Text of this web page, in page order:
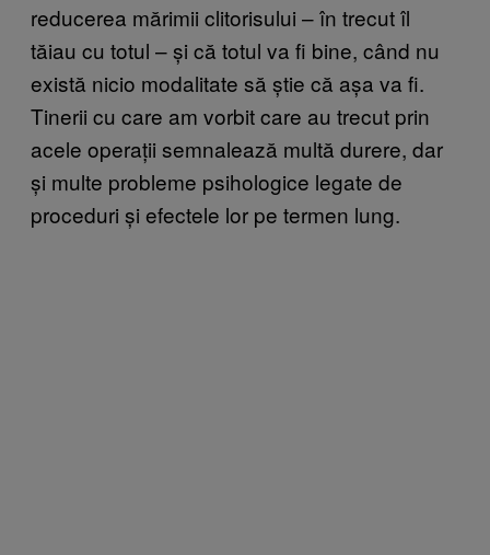
reducerea mărimii clitorisului – în trecut îl
tăiau cu totul – și că totul va fi bine, când nu
există nicio modalitate să știe că așa va fi.
Tinerii cu care am vorbit care au trecut prin
acele operații semnalează multă durere, dar
și multe probleme psihologice legate de
proceduri și efectele lor pe termen lung.